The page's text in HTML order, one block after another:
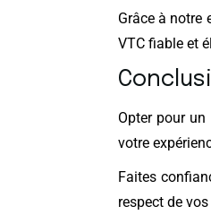
Grâce à notre
VTC fiable et
Opter pour
votre
Faites
respect de